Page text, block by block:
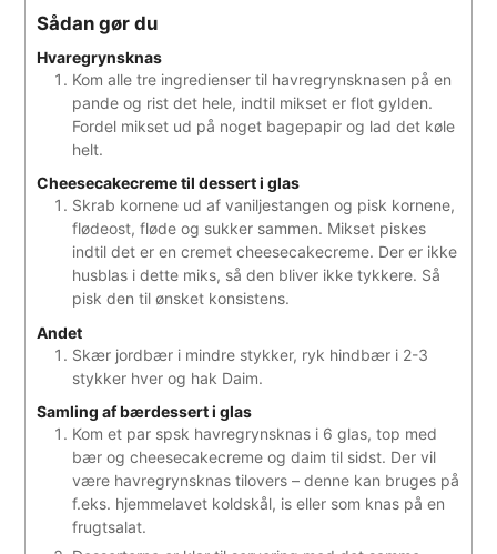
Sådan gør du
Hvaregrynsknas
Kom alle tre ingredienser til havregrynsknasen på en
pande og rist det hele, indtil mikset er flot gylden.
Fordel mikset ud på noget bagepapir og lad det køle
helt.
Cheesecakecreme til dessert i glas
Skrab kornene ud af vaniljestangen og pisk kornene,
flødeost, fløde og sukker sammen. Mikset piskes
indtil det er en cremet cheesecakecreme. Der er ikke
husblas i dette miks, så den bliver ikke tykkere. Så
pisk den til ønsket konsistens.
Andet
Skær jordbær i mindre stykker, ryk hindbær i 2-3
stykker hver og hak Daim.
Samling af bærdessert i glas
Kom et par spsk havregrynsknas i 6 glas, top med
bær og cheesecakecreme og daim til sidst. Der vil
være havregrynsknas tilovers – denne kan bruges på
f.eks. hjemmelavet koldskål, is eller som knas på en
frugtsalat.